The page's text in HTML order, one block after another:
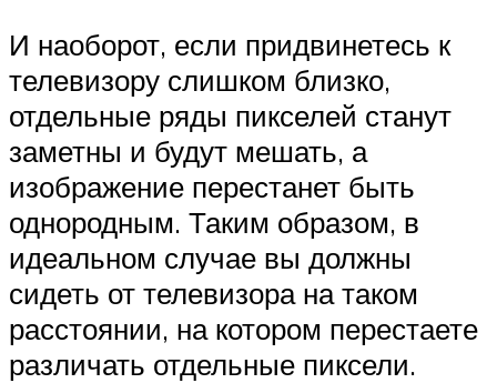
И наоборот, если придвинетесь к
телевизору слишком близко,
отдельные ряды пикселей станут
заметны и будут мешать, а
изображение перестанет быть
однородным. Таким образом, в
идеальном случае вы должны
сидеть от телевизора на таком
расстоянии, на котором перестаете
различать отдельные пиксели.